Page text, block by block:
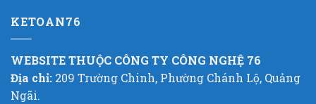
KETOAN76
WEBSITE THUỘC CÔNG TY CÔNG NGHỆ 76
Địa chỉ: 209 Trường Chinh, Phường Chánh Lộ, Quảng
Ngãi.